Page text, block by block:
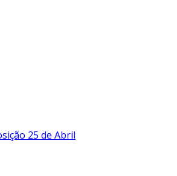
25 de Abril